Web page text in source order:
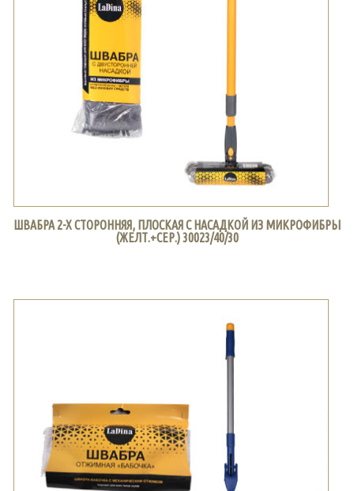
ШВАБРА 2-Х СТОРОННЯЯ, ПЛОСКАЯ С НАСАДКОЙ ИЗ МИКРОФИБРЫ
(ЖЕЛТ.+СЕР.) 30023/40/30